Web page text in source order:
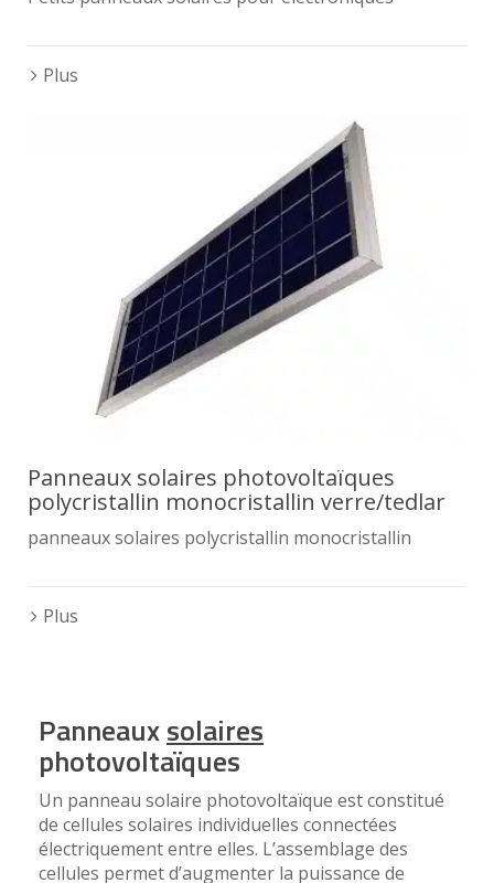
Plus
Panneaux solaires photovoltaïques
polycristallin monocristallin verre/tedlar
panneaux solaires polycristallin monocristallin
Plus
Panneauxsolaires
photovoltaïques
Un panneau solaire photovoltaïque est constitué
de cellules solaires individuelles connectées
électriquement entre elles. L’assemblage des
cellules permet d’augmenter la puissance de